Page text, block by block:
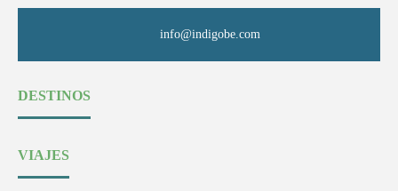
info@indigobe.com
DESTINOS
VIAJES